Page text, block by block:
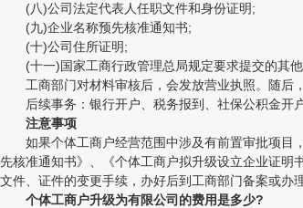
(八)公司法定代表人任职文件和身份证明;
(九)企业名称预先核准通知书;
(十)公司住所证明;
(十一)国家工商行政管理总局规定要求提交的其他
工商部门对材料审核后，会发放营业执照。随后，
后续事务：银行开户、税务报到、社保公积金开户
注意事项
如果个体工商户经营范围中涉及有前置审批项目，
先核准通知书》、《个体工商户拟升级设立企业证
文件、证件的变更手续，办好后到工商部门备案或办
个体工商户升级为有限公司的费用是多少?